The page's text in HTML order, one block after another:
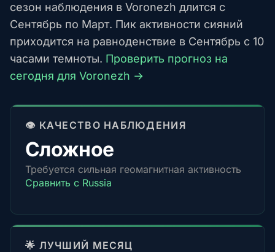
сезон наблюдения в Voronezh длится с
Сентябрь по Март. Пик активности сияний
приходится на равноденствие в Сентябрь с 10
часами темноты. Проверить прогноз на
сегодня для Voronezh →
👁️ КАЧЕСТВО НАБЛЮДЕНИЯ
Сложное
Требуется сильная геомагнитная активность
Сравнить с Russia
🌟 ЛУЧШИЙ МЕСЯЦ